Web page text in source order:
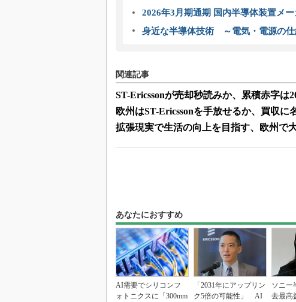
2026年3月期通期 国内半導体装置メ
身近な半導体技術 ～電気・電源の仕
関連記事
ST-Ericssonが売却秒読みか、累積赤字は
欧州はST-Ericssonを手放せるか、買収に
拡張現実で生活の向上を目指す、欧州で
あなたにおすすめ
AI需要でシリコンフ
ォトニクスに「300mm
「2031年にアップリン
ク5倍の可能性」 AI
ソニー
去最高